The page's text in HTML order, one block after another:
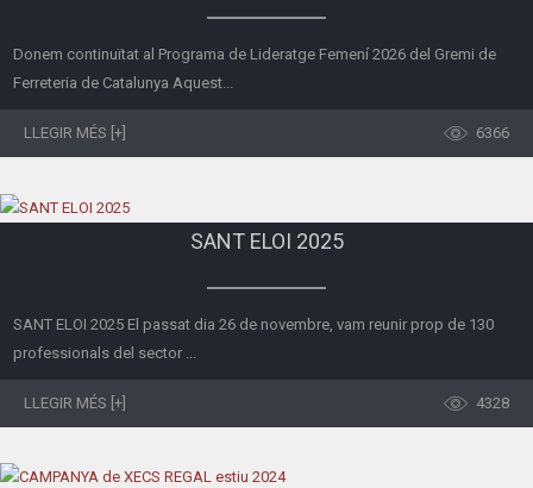
Donem continuïtat al Programa de Lideratge Femení 2026 del Gremi de
Ferreteria de Catalunya Aquest...
LLEGIR MÉS [+] 6366
SANT ELOI 2025
SANT ELOI 2025 El passat dia 26 de novembre, vam reunir prop de 130
professionals del sector ...
LLEGIR MÉS [+] 4328